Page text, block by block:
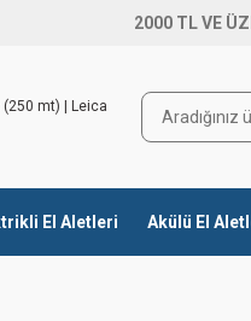
2000 TL VE
El Aletleri Akülü El